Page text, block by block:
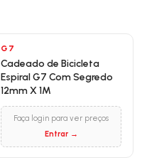
G7
Cadeado de Bicicleta
Espiral G7 Com Segredo
12mm X 1M
Faça login para ver preços
Entrar →